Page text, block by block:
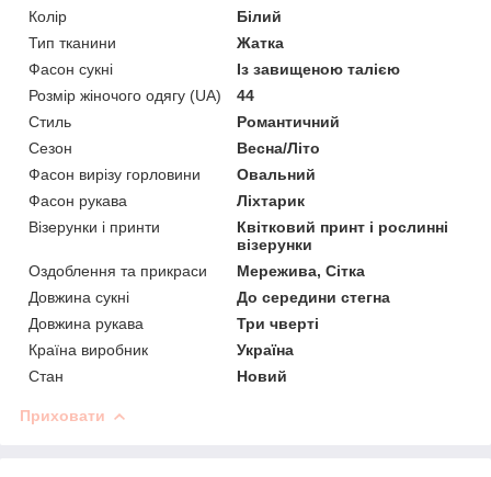
Колір
Білий
Тип тканини
Жатка
Фасон сукні
Із завищеною талією
Розмір жіночого одягу (UA)
44
Стиль
Романтичний
Сезон
Весна/Літо
Фасон вирізу горловини
Овальний
Фасон рукава
Ліхтарик
Візерунки і принти
Квітковий принт і рослинні
візерунки
Оздоблення та прикраси
Мережива, Сітка
Довжина сукні
До середини стегна
Довжина рукава
Три чверті
Країна виробник
Україна
Стан
Новий
Приховати